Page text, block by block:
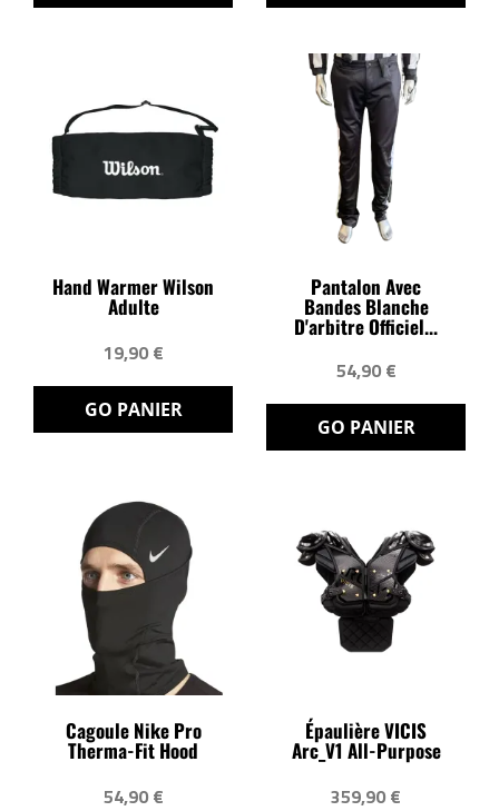
Hand Warmer Wilson
Adulte
19,90 €
GO PANIER
Pantalon Avec
Bandes Blanche
D'arbitre Officiel...
54,90 €
GO PANIER
Cagoule Nike Pro
Therma-Fit Hood
54,90 €
Épaulière VICIS
Arc_V1 All-Purpose
359,90 €